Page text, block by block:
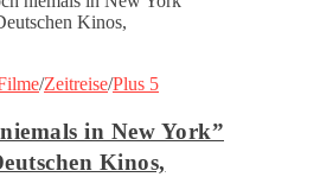
/Zeitreise/Plus 5
in New York”
Kinos,